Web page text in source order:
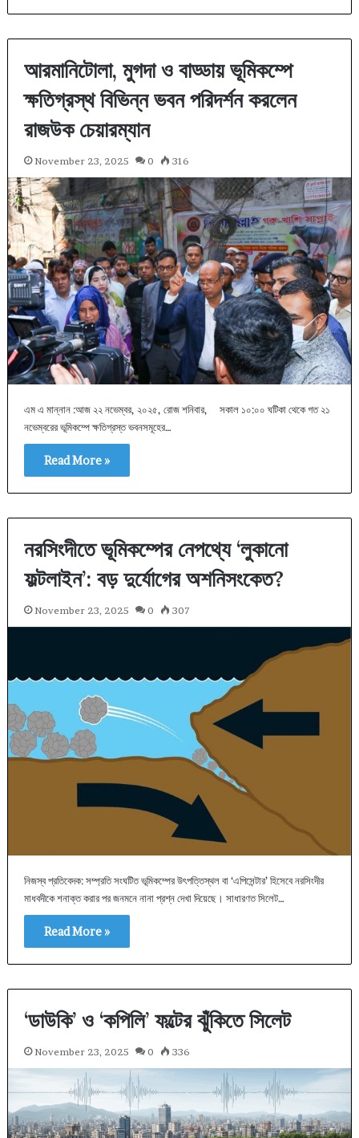
আরমানিটোলা, মুগদা ও বাড্ডায় ভূমিকম্পে
ক্ষতিগ্রস্থ বিভিন্ন ভবন পরিদর্শন করলেন
রাজউক চেয়ারম্যান
November 23, 2025 0 316
এম এ মান্নান :আজ ২২ নভেম্বর, ২০২৫, রোজ শনিবার, সকাল ১০:০০ ঘটিকা থেকে গত ২১
নভেম্বরের ভূমিকম্পে ক্ষতিগ্রস্ত ভবনসমূহের…
Read More »
নরসিংদীতে ভূমিকম্পের নেপথ্যে ‘লুকানো
ফল্টলাইন’: বড় দুর্যোগের অশনিসংকেত?
November 23, 2025 0 307
নিজস্ব প্রতিবেদক: সম্প্রতি সংঘটিত ভূমিকম্পের উৎপত্তিস্থল বা ‘এপিসেন্টার’ হিসেবে নরসিংদীর
মাধবদীকে শনাক্ত করার পর জনমনে নানা প্রশ্ন দেখা দিয়েছে। সাধারণত সিলেট…
Read More »
‘ডাউকি’ ও ‘কপিলি’ ফল্টের ঝুঁকিতে সিলেট
November 23, 2025 0 336